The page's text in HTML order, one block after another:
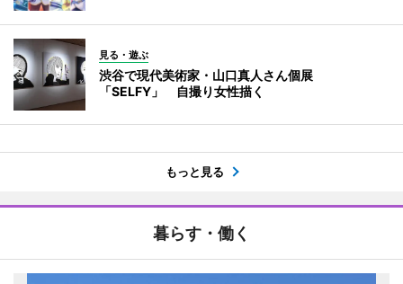
見る・遊ぶ
渋谷で現代美術家・山口真人さん個展
「SELFY」 自撮り女性描く
もっと見る
暮らす・働く